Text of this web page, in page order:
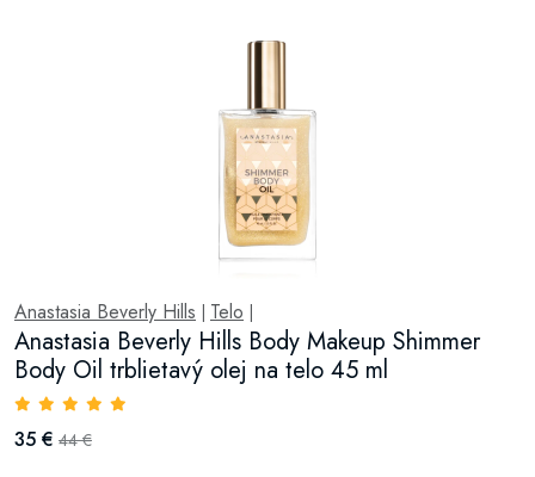
Anastasia Beverly Hills Telo
Anastasia Beverly Hills Body Makeup Shimmer
Body Oil trblietavý olej na telo 45 ml
35 € 44 €